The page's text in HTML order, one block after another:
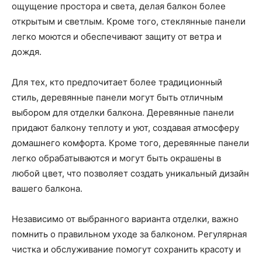
ощущение простора и света, делая балкон более
открытым и светлым. Кроме того, стеклянные панели
легко моются и обеспечивают защиту от ветра и
дождя.
Для тех, кто предпочитает более традиционный
стиль, деревянные панели могут быть отличным
выбором для отделки балкона. Деревянные панели
придают балкону теплоту и уют, создавая атмосферу
домашнего комфорта. Кроме того, деревянные панели
легко обрабатываются и могут быть окрашены в
любой цвет, что позволяет создать уникальный дизайн
вашего балкона.
Независимо от выбранного варианта отделки, важно
помнить о правильном уходе за балконом. Регулярная
чистка и обслуживание помогут сохранить красоту и